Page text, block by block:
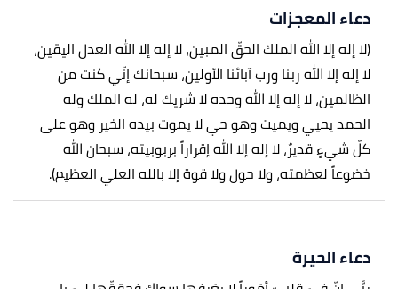
دعاء المعجزات
(لا إله إلا الله الملك الحقّ المبين، لا إله إلا الله العدل اليقين،
لا إله إلا الله ربنا ورب آبائنا الأولين، سبحانك إنّي كنت من
الظالمين، لا إله إلا الله وحده لا شريك له، له الملك وله
الحمد يحيي ويميت وهو حي لا يموت بيده الخير وهو على
كلّ شيءٍ قديرٌ، لا إله إلا الله إقراراً بربوبيته، سبحان الله
خضوعاً لعظمته، ولا حول ولا قوة إلا بالله العلي العظيم).
دعاء الحيرة